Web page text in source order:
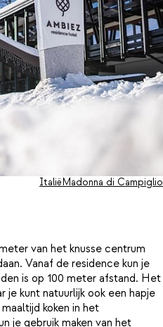
Italië Madonna di Campiglio
van het knusse centrum
Vanaf de residence kun je
is op 100 meter afstand. Het
kunt natuurlijk ook een hapje
koken in het
je gebruik maken van het